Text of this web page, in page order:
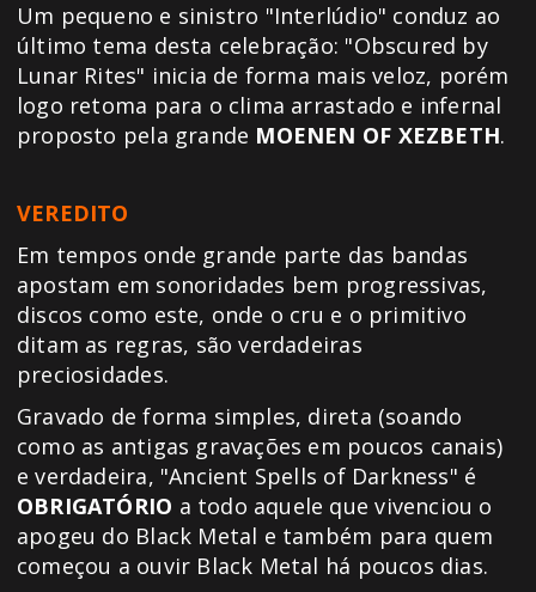
Um pequeno e sinistro "Interlúdio" conduz ao
último tema desta celebração: "Obscured by
Lunar Rites" inicia de forma mais veloz, porém
logo retoma para o clima arrastado e infernal
proposto pela grande MOENEN OF XEZBETH.
VEREDITO
Em tempos onde grande parte das bandas
apostam em sonoridades bem progressivas,
discos como este, onde o cru e o primitivo
ditam as regras, são verdadeiras
preciosidades.
Gravado de forma simples, direta (soando
como as antigas gravações em poucos canais)
e verdadeira, "Ancient Spells of Darkness" é
OBRIGATÓRIO a todo aquele que vivenciou o
apogeu do Black Metal e também para quem
começou a ouvir Black Metal há poucos dias.